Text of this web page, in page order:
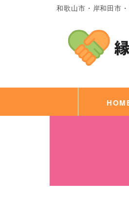
和歌山市・岸和田市